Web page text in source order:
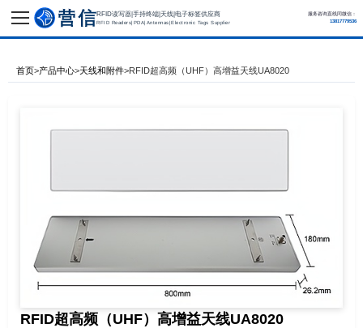
RFID读写器|手持终端|天线|电子标签供应商
RFID Readers|PDA|Antennas|Electronic Tags Supplier
服务咨询直线同微信：
13817779536
首页>产品中心>天线和附件>RFID超高频（UHF）高增益天线UA8020
RFID超高频（UHF）高增益天线UA8020